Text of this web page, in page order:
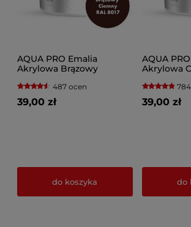
AQUA PRO Emalia
Akrylowa Brązowy
487 ocen
39,00 zł
do koszyka
AQUA
Akrylowa
39,00 zł
do